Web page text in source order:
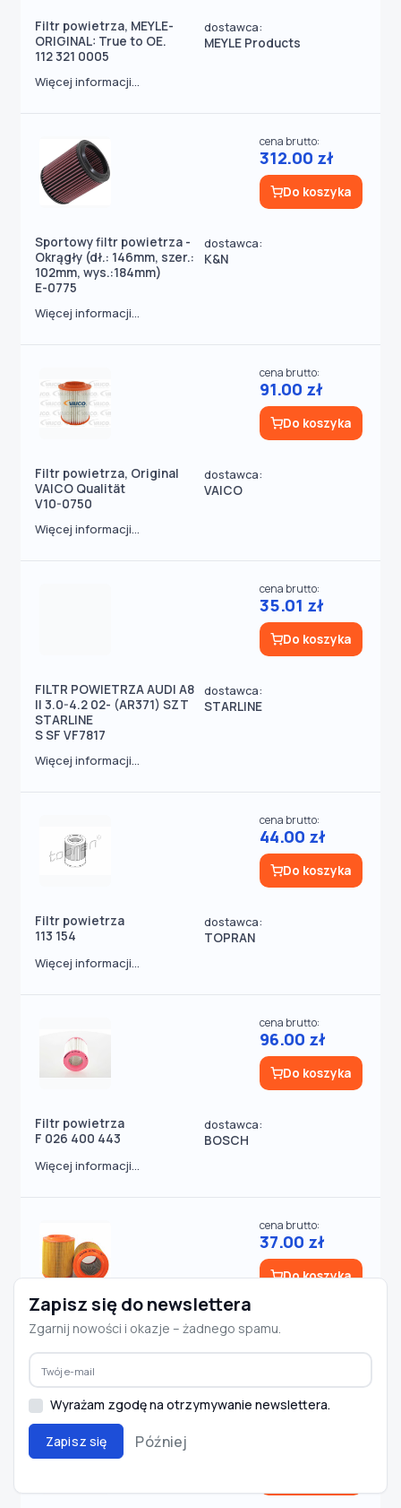
Filtr powietrza, MEYLE-
ORIGINAL: True to OE.
112 321 0005
dostawca:
MEYLE Products
Więcej informacji...
Sportowy filtr powietrza -
Okrągły (dł.: 146mm, szer.:
102mm, wys.:184mm)
E-0775
dostawca:
K&N
cena brutto:
312.00 zł
Do koszyka
Więcej informacji...
Filtr powietrza, Original
VAICO Qualität
V10-0750
dostawca:
VAICO
cena brutto:
91.00 zł
Do koszyka
Więcej informacji...
FILTR POWIETRZA AUDI A8
II 3.0-4.2 02- (AR371) SZT
STARLINE
S SF VF7817
dostawca:
STARLINE
cena brutto:
35.01 zł
Do koszyka
Więcej informacji...
Filtr powietrza
113 154
dostawca:
TOPRAN
cena brutto:
44.00 zł
Do koszyka
Więcej informacji...
Filtr powietrza
F 026 400 443
dostawca:
BOSCH
cena brutto:
96.00 zł
Do koszyka
Więcej informacji...
Filtr powietrza
MD-7556
dostawca:
cena brutto:
37.00 zł
Do koszyka
Więcej informacji...
Zapisz się do newslettera
Zgarnij nowości i okazje – żadnego spamu.
Wyrażam zgodę na otrzymywanie newslettera.
Zapisz się Później